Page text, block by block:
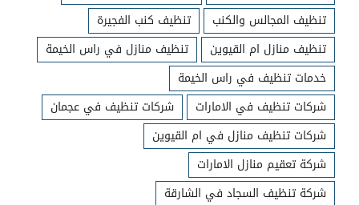
تنظيف المجالس والكنب
تنظيف كنب الفجيرة
تنظيف منازل ام القيوين
تنظيف منازل في راس الخيمة
خدمات تنظيف في راس الخيمة
شركات تنظيف في الامارات
شركات تنظيف في عجمان
شركات تنظيف منازل في ام القيوين
شركة تعقيم منازل الامارات
شركة تنظيف السجاد في الشارقة